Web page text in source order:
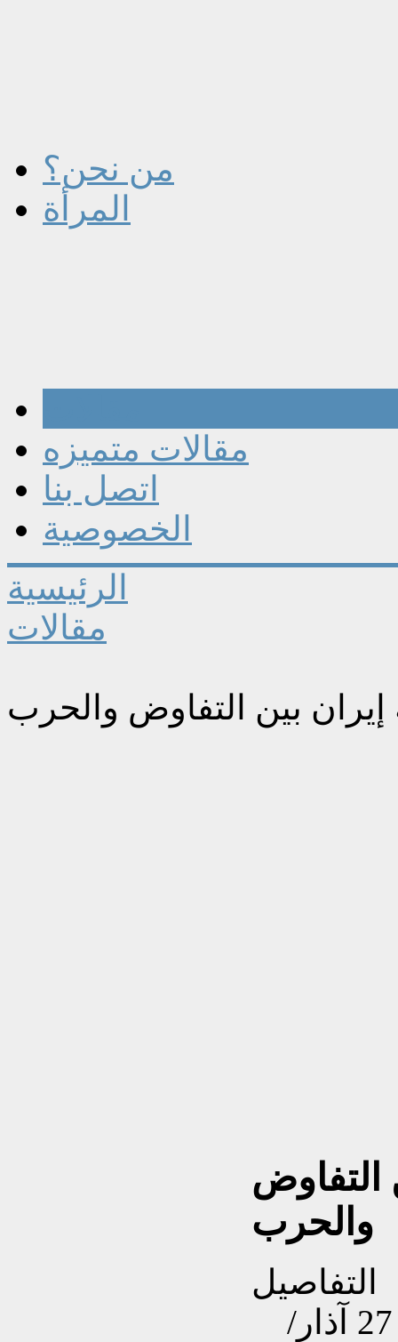
من نحن؟
المرأة
مقالات متميزه
اتصل بنا
الخصوصية
الرئيسية
مقالات
إيران بين التفاوض والحرب
التفاوض
والحرب
التفاصيل
تم إنشاءه بتاريخ الجمعة, 27 آذار/